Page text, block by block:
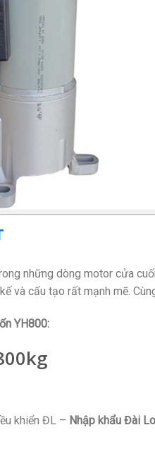
những dòng motor cửa
và cấu tạo rất mạnh mẽ.
YH800:
khiển ĐL – Nhập khẩu Đài